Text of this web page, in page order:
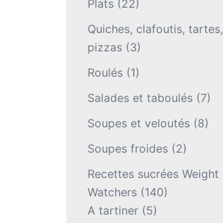
Plats(22)
Quiches, clafoutis, tartes,
pizzas(3)
Roulés(1)
Salades et taboulés(7)
Soupes et veloutés(8)
Soupes froides(2)
Recettes sucrées Weight
Watchers(140)
A tartiner(5)